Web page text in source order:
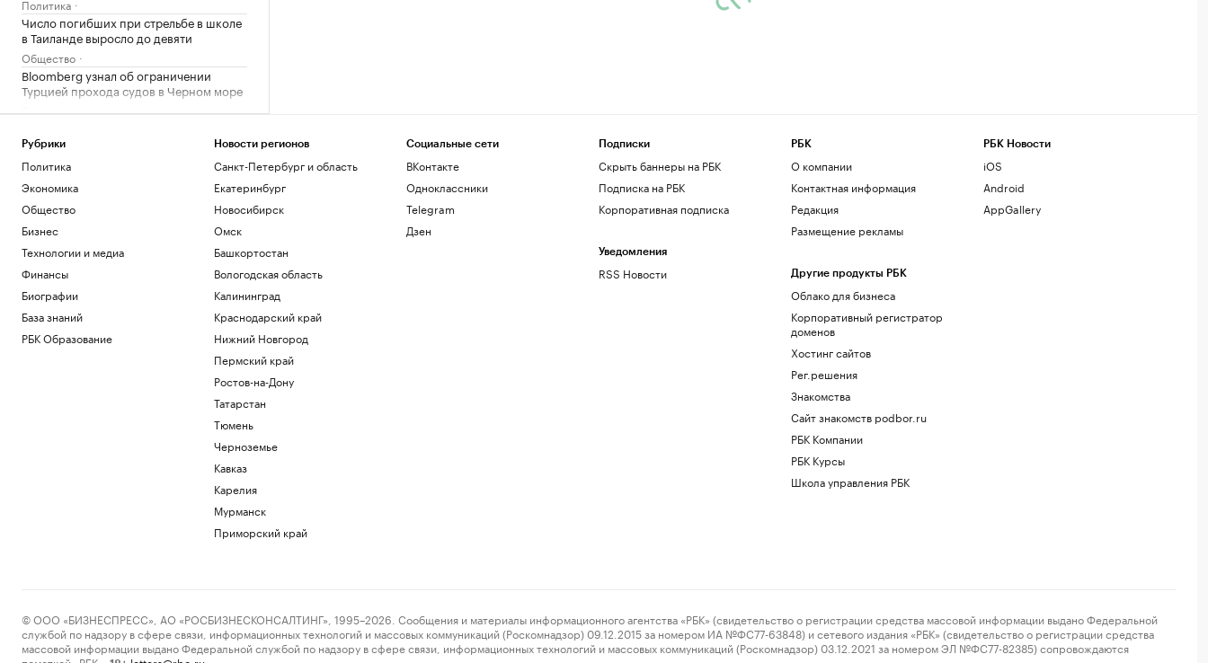
Политика
Число погибших при стрельбе в школе
в Таиланде выросло до девяти
Общество
Bloomberg узнал об ограничении
Турцией прохода судов в Черном море
Политика
Рубрики
Политика
Экономика
Общество
Бизнес
Технологии и медиа
Финансы
Биографии
База знаний
РБК Образование
Новости регионов
Санкт-Петербург и область
Екатеринбург
Новосибирск
Омск
Башкортостан
Вологодская область
Калининград
Краснодарский край
Нижний Новгород
Пермский край
Ростов-на-Дону
Татарстан
Тюмень
Черноземье
Кавказ
Карелия
Мурманск
Приморский край
Социальные сети
ВКонтакте
Одноклассники
Telegram
Дзен
Подписки
Скрыть баннеры на РБК
Подписка на РБК
Корпоративная подписка
Уведомления
RSS Новости
РБК
О компании
Контактная информация
Редакция
Размещение рекламы
Другие продукты РБК
Облако для бизнеса
Корпоративный регистратор
доменов
Хостинг сайтов
Рег.решения
Знакомства
Сайт знакомств podbor.ru
РБК Компании
РБК Курсы
Школа управления РБК
РБК Новости
iOS
Android
AppGallery
© ООО «БИЗНЕСПРЕСС», АО «РОСБИЗНЕСКОНСАЛТИНГ», 1995–2026. Сообщения и материалы информационного агентства «РБК» (свидетельство о регистрации средства массовой информации выдано Федеральной
службой по надзору в сфере связи, информационных технологий и массовых коммуникаций (Роскомнадзор) 09.12.2015 за номером ИА №ФС77-63848) и сетевого издания «РБК» (свидетельство о регистрации средства
массовой информации выдано Федеральной службой по надзору в сфере связи, информационных технологий и массовых коммуникаций (Роскомнадзор) 03.12.2021 за номером ЭЛ №ФС77-82385) сопровождаются